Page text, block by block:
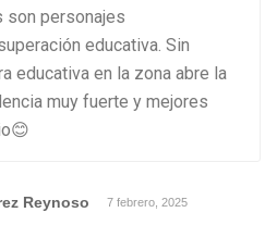
son personajes
educativa. Sin
educativa en la zona abre la
muy fuerte y mejores
Reynoso 7 febrero, 2025